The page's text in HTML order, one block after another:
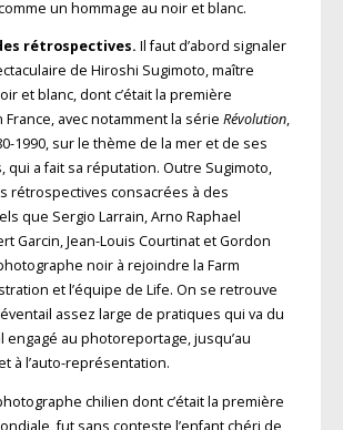
un hommage au noir et blanc.
rétrospectives. Il faut d’abord signaler
de Hiroshi Sugimoto, maître
et blanc, dont c’était la première
avec notamment la série Révolution,
1990, sur le thème de la mer et de ses
qui a fait sa réputation. Outre Sugimoto,
rétrospectives consacrées à des
que Sergio Larrain, Arno Raphael
Garcin, Jean-Louis Courtinat et Gordon
noir à rejoindre la Farm
et l’équipe de Life. On se retrouve
assez large de pratiques qui va du
engagé au photoreportage, jusqu’au
à l’auto-représentation.
chilien dont c’était la première
fut sans conteste l’enfant chéri de